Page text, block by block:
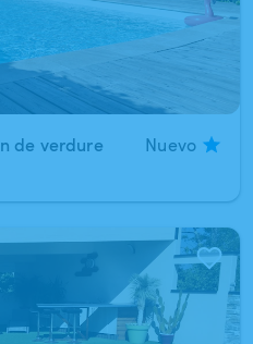
de verdure
Nuevo